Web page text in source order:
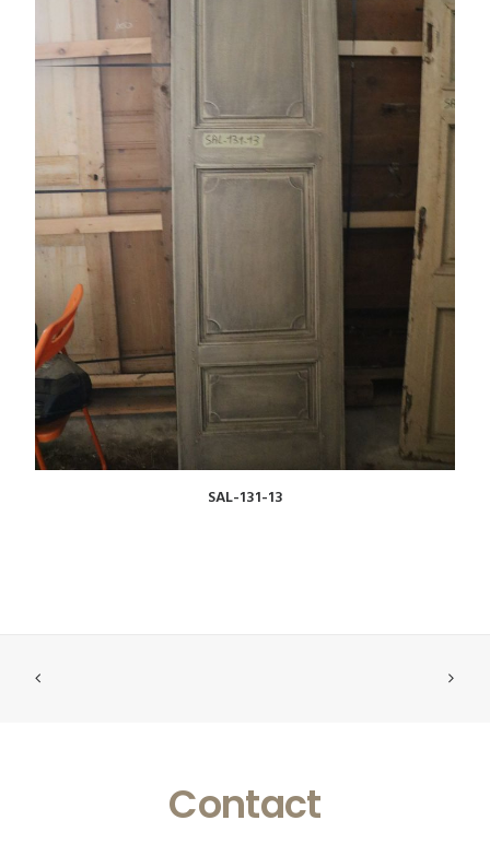
VOIR
SAL-131-13
Contact